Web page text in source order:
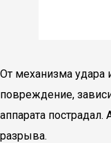
От механизма удара
повреждение,
аппарата пострадал.
разрыва.